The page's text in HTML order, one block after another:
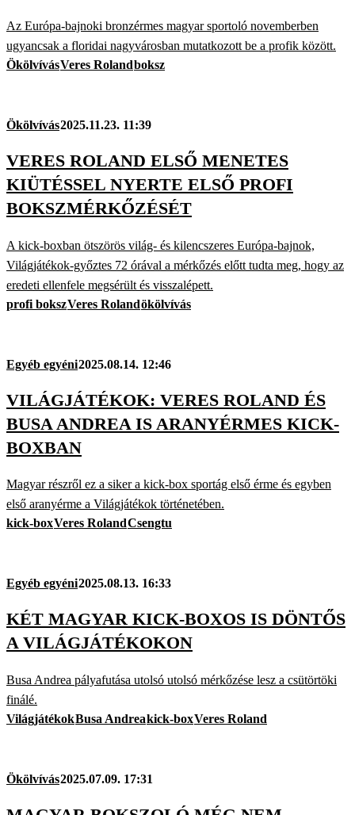
Az Európa-bajnoki bronzérmes magyar sportoló novemberben
ugyancsak a floridai nagyvárosban mutatkozott be a profik között.
ÖkölvívásVeres Rolandboksz
Ökölvívás2025.11.23. 11:39
VERES ROLAND ELSŐ MENETES
KIÜTÉSSEL NYERTE ELSŐ PROFI
BOKSZMÉRKŐZÉSÉT
A kick-boxban ötszörös világ- és kilencszeres Európa-bajnok,
Világjátékok-győztes 72 órával a mérkőzés előtt tudta meg, hogy az
eredeti ellenfele megsérült és visszalépett.
profi bokszVeres Rolandökölvívás
Egyéb egyéni2025.08.14. 12:46
VILÁGJÁTÉKOK: VERES ROLAND ÉS
BUSA ANDREA IS ARANYÉRMES KICK-
BOXBAN
Magyar részről ez a siker a kick-box sportág első érme és egyben
első aranyérme a Világjátékok történetében.
kick-boxVeres RolandCsengtu
Egyéb egyéni2025.08.13. 16:33
KÉT MAGYAR KICK-BOXOS IS DÖNTŐS
A VILÁGJÁTÉKOKON
Busa Andrea pályafutása utolsó utolsó mérkőzése lesz a csütörtöki
finálé.
VilágjátékokBusa Andreakick-boxVeres Roland
Ökölvívás2025.07.09. 17:31